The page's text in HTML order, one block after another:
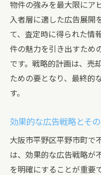
物件の強みを最大限にア
入者層に適した広告展開
て、査定時に得られた情
件の魅力を引き出すため
です。戦略的計画は、売
ための要となり、最終的
す。
効果的な広告戦略とそ
大阪市平野区平野市町で
は、効果的な広告戦略が
を明確にすることが重要